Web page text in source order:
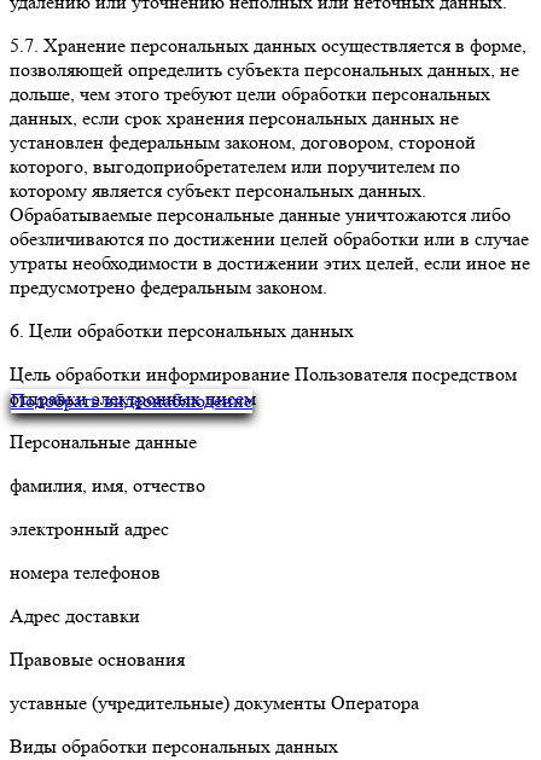
Подобрать видеонаблюдение
5.7. Хранение персональных данных осуществляется в форме,
позволяющей определить субъекта персональных данных, не
дольше, чем этого требуют цели обработки персональных
данных, если срок хранения персональных данных не
установлен федеральным законом, договором, стороной
которого, выгодоприобретателем или поручителем по
которому является субъект персональных данных.
Обрабатываемые персональные данные уничтожаются либо
обезличиваются по достижении целей обработки или в случае
утраты необходимости в достижении этих целей, если иное не
предусмотрено федеральным законом.
6. Цели обработки персональных данных
Цель обработки информирование Пользователя посредством
отправки электронных писем
Персональные данные
фамилия, имя, отчество
электронный адрес
номера телефонов
Адрес доставки
Правовые основания
уставные (учредительные) документы Оператора
Виды обработки персональных данных